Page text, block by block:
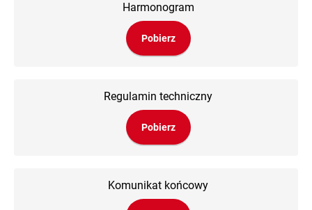
Harmonogram
Pobierz
Regulamin techniczny
Pobierz
Komunikat końcowy